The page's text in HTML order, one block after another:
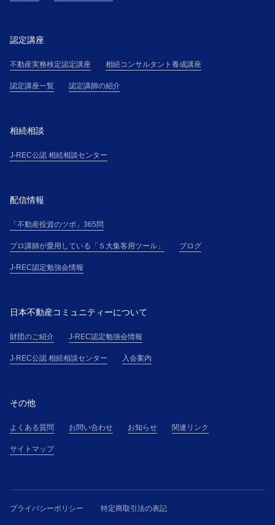
に承諾通知記載の方法により、本サイト上その他で主
いう）に基づき算定される受講料金を支払うものとし
ます。
第４条(本講座の申し込み)
う）は、本サイト上に掲載する手続、または主催者の
申込」という)を行ない、氏名・住所・電話番号その他
して提供するものとします。
「所属団体」という）を通じて申し込む場合（以下、
「団体申込」という）、所属団体と各受講者は、連帯
第５条(本講座受講申込の承諾)
査基準に基づく受講申込の審査の結果、受講申込を承
諾しない場合には、受講希望者に対して、本講座の受
講を承諾しない旨を通知するものとします。
２．主催者と受講者間の本講座の提供に係る契約（以
めに従い受講者たる資格を取得するものとします。
１．主催者は、J-RECのウェブサイトに掲載されるプ
ライバシーポリシーに従い、登録情報および受講者が
るものとします。ただし、プライバシーポリシーの適
用においては、「日本不動産コミュニティー」との記
認定講座
不動産実務検定認定講座 相続コンサルタント養成講座
認定講座一覧 認定講師の紹介
相続相談
J-REC公認 相続相談センター
配信情報
「不動産投資のツボ」365問
プロ講師が愛用している「５大集客用ツール」 ブログ
J-REC認定勉強会情報
日本不動産コミュニティーについて
財団のご紹介 J-REC認定勉強会情報
J-REC公認 相続相談センター 入会案内
その他
よくある質問 お問い合わせ お知らせ 関連リンク
サイトマップ
プライバシーポリシー 特定商取引法の表記